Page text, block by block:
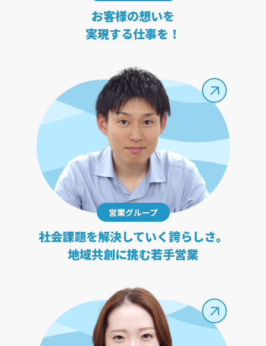
お客様の想いを
実現する仕事を！
営業グループ
社会課題を解決していく誇らしさ。
地域共創に挑む若手営業